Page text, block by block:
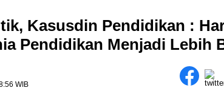
Kasusdin Pendidikan :
Pendidikan Menjadi Lebih
WIB